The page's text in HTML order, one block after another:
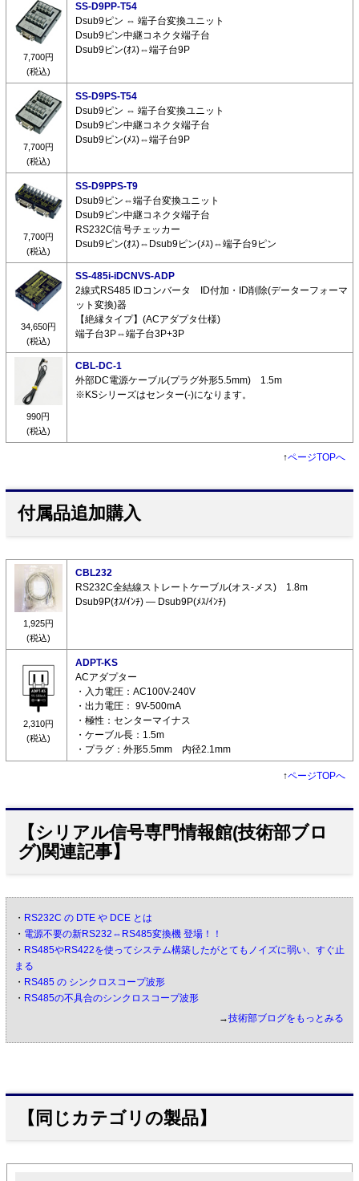
7,700円
(税込)
SS-D9PP-T54
Dsub9ピン ⇔ 端子台変換ユニット
Dsub9ピン中継コネクタ端子台
Dsub9ピン(ｵｽ)⇔端子台9P
7,700円
(税込)
SS-D9PS-T54
Dsub9ピン ⇔ 端子台変換ユニット
Dsub9ピン中継コネクタ端子台
Dsub9ピン(ﾒｽ)⇔端子台9P
7,700円
(税込)
SS-D9PPS-T9
Dsub9ピン⇔端子台変換ユニット
Dsub9ピン中継コネクタ端子台
RS232C信号チェッカー
Dsub9ピン(ｵｽ)⇔Dsub9ピン(ﾒｽ)⇔端子台9ピン
34,650円
(税込)
SS-485i-iDCNVS-ADP
2線式RS485 IDコンバータ ID付加・ID削除(データーフォーマ
ット変換)器
【絶縁タイプ】(ACアダプタ仕様)
端子台3P⇔端子台3P+3P
990円
(税込)
CBL-DC-1
外部DC電源ケーブル(プラグ外形5.5mm) 1.5m
※KSシリーズはセンター(-)になります。
↑ページTOPへ
付属品追加購入
1,925円
(税込)
CBL232
RS232C全結線ストレートケーブル(オス-メス) 1.8m
Dsub9P(ｵｽ/ｲﾝﾁ) ― Dsub9P(ﾒｽ/ｲﾝﾁ)
2,310円
(税込)
ADPT-KS
ACアダプター
・入力電圧：AC100V-240V
・出力電圧： 9V-500mA
・極性：センターマイナス
・ケーブル長：1.5m
・プラグ：外形5.5mm 内径2.1mm
↑ページTOPへ
【シリアル信号専門情報館(技術部ブロ
グ)関連記事】
・ RS232C の DTE や DCE とは
・ 電源不要の新RS232⇔RS485変換機 登場！！
・ RS485やRS422を使ってシステム構築したがとてもノイズに弱い、すぐ止
まる
・ RS485 の シンクロスコープ波形
・ RS485の不具合のシンクロスコープ波形
→技術部ブログをもっとみる
【同じカテゴリの製品】